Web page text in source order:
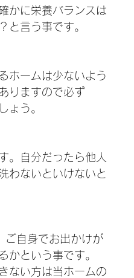
かに栄養バランスは
と言う事です。
ホームは少ないよう
りますので必ず
ょう。
。自分だったら他人
わないといけないと
自身でお出かけが
という事です。
ない方は当ホームの